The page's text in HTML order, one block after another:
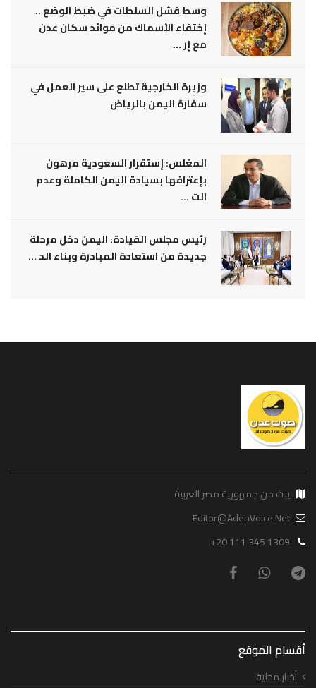
وسط فشل السلطات في ضبط الوضع ..
إختفاء الأسماك من موائد سكان عدن
مع إر ...
وزيرة الخارجية تطلع على سير العمل في
سفارة اليمن بالرياض
المغلس: إستقرار السعودية مرهون
بإعترافها بسيادة اليمن الكاملة وعدم
الت ...
رئيس مجلس القيادة: اليمن دخل مرحلة
جديدة من استعادة المبادرة وبناء الد ...
يبث من جمهورية مصر العربية
Editor@AdenVoice.Net
+20 111 345 1309
أقسام الموقع
أخبار محلية